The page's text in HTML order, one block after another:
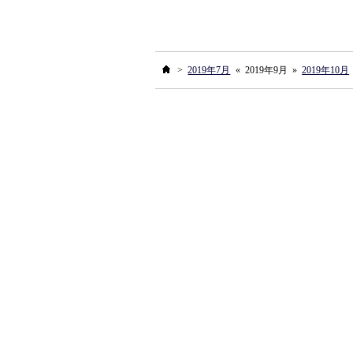
ホーム
> 2019年7月 « 2019年9月 » 2019年10月